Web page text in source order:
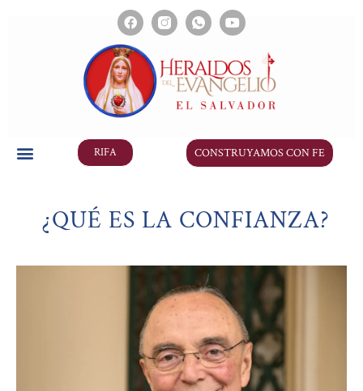
RIFA CONSTRUYAMOS CON FE
¿QUÉ ES LA CONFIANZA?